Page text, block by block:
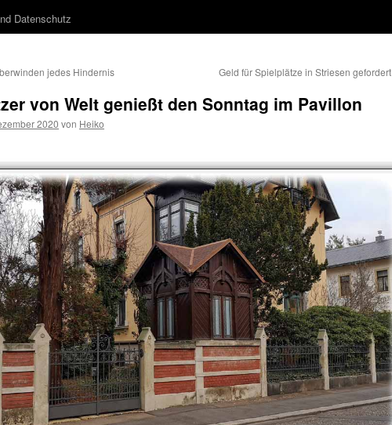
Datenschutz
jedes Hindernis Geld für Spielplätze in Striesen gefordert
von Welt genießt den Sonntag im Pavillon
2020 von Heiko